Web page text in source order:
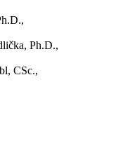
Ph.D.,
CSc.,